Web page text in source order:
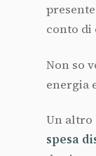
presente
conto di
Non so
energia
Un altro
spesa